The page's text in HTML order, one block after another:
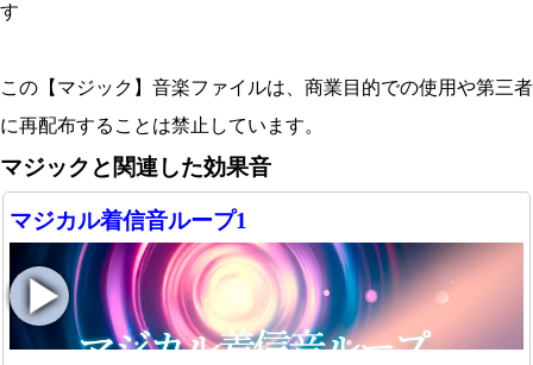
す
この【マジック】音楽ファイルは、商業目的での使用や第三者
に再配布することは禁止しています。
マジックと関連した効果音
マジカル着信音ループ1